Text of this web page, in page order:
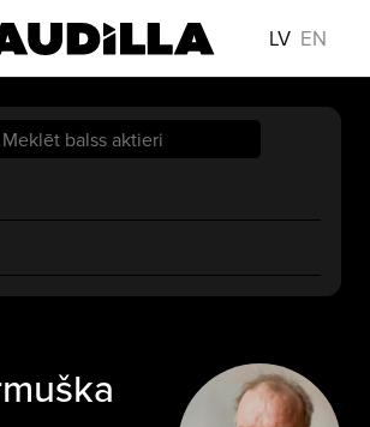
LV EN